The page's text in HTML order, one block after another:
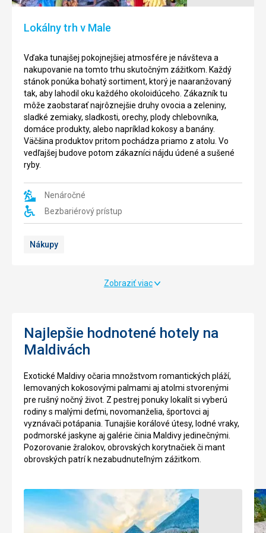
Lokálny trh v Male
Vďaka tunajšej pokojnejšiej atmosfére je návšteva a
nakupovanie na tomto trhu skutočným zážitkom. Každý
stánok ponúka bohatý sortiment, ktorý je naaranžovaný
tak, aby lahodil oku každého okoloidúceho. Zákazník tu
môže zaobstarať najrôznejšie druhy ovocia a zeleniny,
sladké zemiaky, sladkosti, orechy, plody chlebovníka,
domáce produkty, alebo napríklad kokosy a banány.
Väčšina produktov pritom pochádza priamo z atolu. Vo
vedľajšej budove potom zákazníci nájdu údené a sušené
ryby.
Nenáročné
Bezbariérový prístup
Nákupy
Malé
súčasťou
Malé
slúži
predovšetkým
ako
obchodné
centrum
celých
Maldív,
veľkou
dominantou
mesta
prístav.
rozlouhou
Malé
právom
radí
medzi
mestá
najvyššou
svete.
Dnes
Zobraziť viac
Najlepšie hodnotené hotely na
Maldivách
Exotické Maldivy očaria množstvom romantických pláží,
lemovaných kokosovými palmami aj atolmi stvorenými
pre rušný nočný život. Z pestrej ponuky lokalít si vyberú
rodiny s malými deťmi, novomanželia, športovci aj
vyznávači potápania. Tunajšie korálové útesy, lodné vraky,
podmorské jaskyne aj galérie činia Maldivy jedinečnými.
Pozorovanie žralokov, obrovských korytnačiek či mant
obrovských patrí k nezabudnuteľným zážitkom.